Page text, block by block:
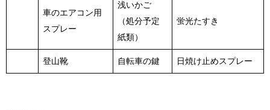
車のエアコン用
スプレー
浅いかご
（処分予定
紙類）
蛍光たすき
登山靴 自転車の鍵 日焼け止めスプレー